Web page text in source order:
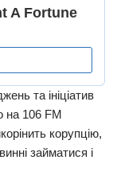
та ініціатив
на 106 FM
корупцію,
займатися і